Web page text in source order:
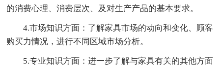
的消费心理、消费层次、及对生产产品的基本要求。
4.市场知识方面：了解家具市场的动向和变化、顾客
购买力情况，进行不同区域市场分析。
5.专业知识方面：进一步了解与家具有关的其他方面